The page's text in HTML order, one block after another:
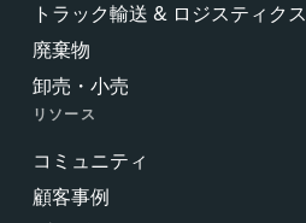
トラック輸送 & ロジスティクス
廃棄物
卸売・小売
リソース
コミュニティ
顧客事例